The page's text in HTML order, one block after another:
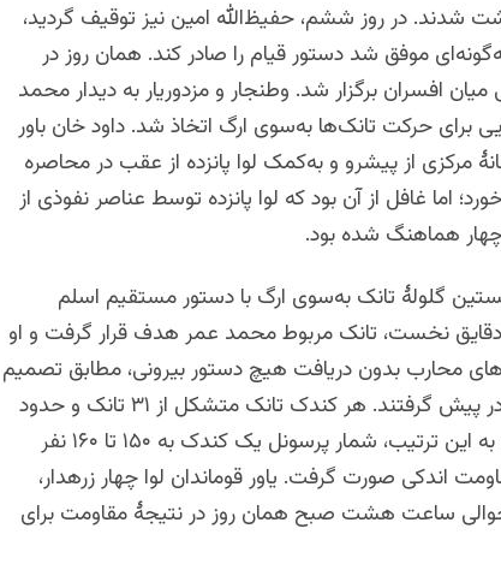
شدند. در روز ششم، حفیظ‌الله امین نیز توقیف گردید،
موفق شد دستور قیام را صادر کند. همان روز در
افسران برگزار شد. وطنجار و مزدوریار به دیدار محمد
برای حرکت تانک‌ها به‌سوی ارگ اتخاذ شد. داود خان باور
مرکزی از پیشرو و به‌کمک لوا پانزده از عقب در محاصره
اما غافل از آن بود که لوا پانزده توسط عناصر نفوذی از
چهار هماهنگ شده بود.
گلولهٔ تانک به‌سوی ارگ با دستور مستقیم اسلم
نخست، تانک مربوط محمد عمر هدف قرار گرفت و او
محارب بدون دریافت هیچ دستور بیرونی، مطابق تصمیم
داخلی فرماندهان، مسیر ارگ را در پیش گرفتند. هر کندک تانک متشکل از ۳۱ تانک و حدود
پنج نفر عمله برای هر تانک بود؛ به این ترتیب، شمار پرسونل یک کندک به ۱۵۰ تا ۱۶۰ نفر
اندکی صورت گرفت. یاور قوماندان لوا چهار زرهدار،
ساعت هشت صبح همان روز در نتیجهٔ مقاومت برای